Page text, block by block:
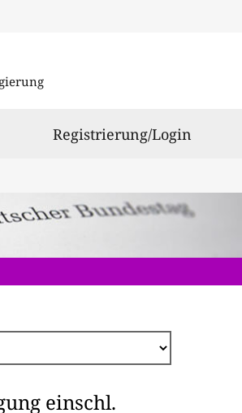
Registrierung/Login
einschl.